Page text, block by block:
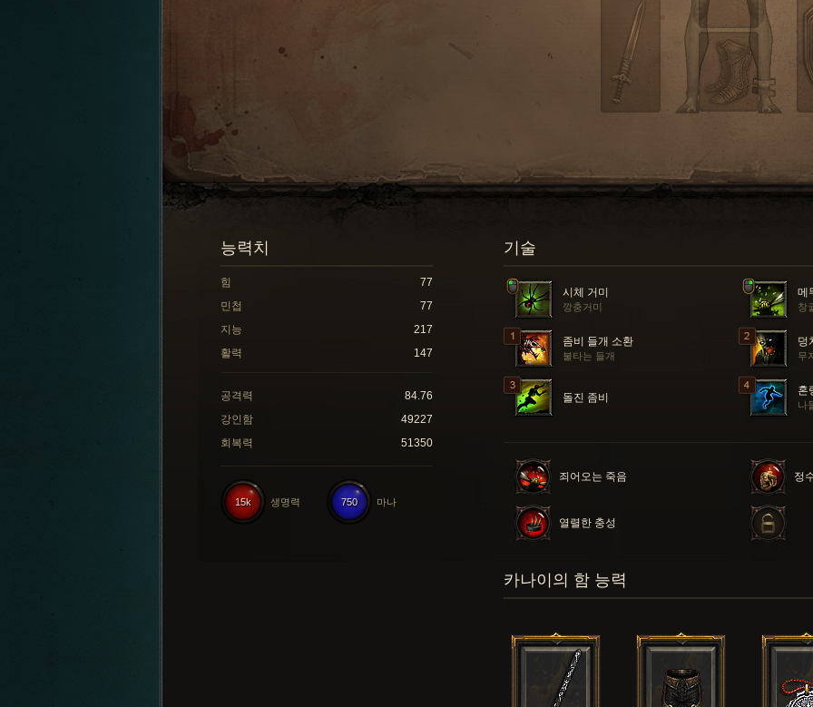
기술
시체 거미
깡충거미
메
창
좀비 들개 소환
불타는 들개
덩
무
돌진 좀비
혼
나
죄어오는 죽음 정
열렬한 충성
능력치
힘
77
민첩
77
지능
217
활력
147
공격력
84.76
강인함
49227
회복력
51350
750 마나
15k 생명력
카나이의 함 능력